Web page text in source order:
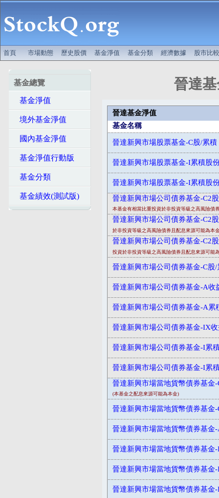
首頁 市場動態 歷史股價 基金淨值 基金分類 經濟數據 股市比較
基金總覽
基金淨值
境外基金淨值
國內基金淨值
基金淨值行動版
基金分類
基金績效(測試版)
晉達
晉達基金淨值
基金名稱
晉達新興市場股票基金-C股/累積
晉達新興市場股票基金-I累積股
晉達新興市場股票基金-I累積股
晉達新興市場公司債券基金-C2股
本基金有相當比重投資於非投資等級之高風險債
晉達新興市場公司債券基金-C2
於非投資等級之高風險債券且配息來源可能為本
晉達新興市場公司債券基金-C2
投資於非投資等級之高風險債券且配息來源可能
晉達新興市場公司債券基金-C股/
晉達新興市場公司債券基金-A收
晉達新興市場公司債券基金-A累
晉達新興市場公司債券基金-IX
晉達新興市場公司債券基金-I累
晉達新興市場公司債券基金-I累
晉達新興市場當地貨幣債券基金-
(本基金之配息來源可能為本金)
晉達新興市場當地貨幣債券基金-
晉達新興市場當地貨幣債券基金
晉達新興市場當地貨幣債券基金
晉達新興市場當地貨幣債券基金
晉達新興市場當地貨幣債券基金